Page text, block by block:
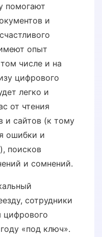
помогают
и
опыт
числе и на
цифрового
легко и
от чтения
и сайтов (к тому
ошибки и
поисков
и сомнений.
сотрудники
цифрового
«под ключ».